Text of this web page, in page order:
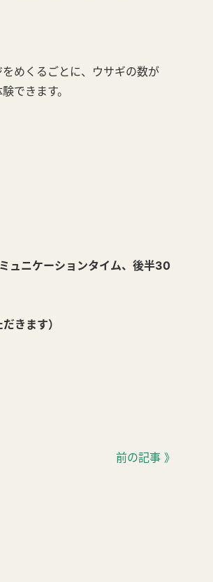
めくるごとに、ウサギの数が
できます。
ニケーションタイム、後半30
きます）
前の記事 》